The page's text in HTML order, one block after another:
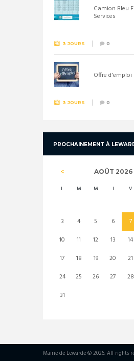
Camion Bleu
Services
3 JOURS 0
Offre d'emploi
3 JOURS 0
PROCHAINEMENT À
AOÛT 2026
L M M J V
3
4 5 6 7
10
11 12 13 14
17
18 19 20 21
24
25 26 27 28
31
Mairie de Lewarde © 2026. All rights